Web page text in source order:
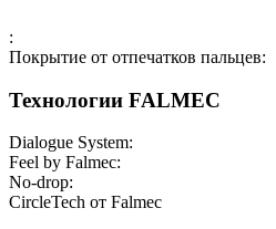
:
Покрытие от отпечатков пальцев:
Технологии FALMEC
Dialogue System:
Feel by Falmec:
No-drop:
СircleTech от Falmec